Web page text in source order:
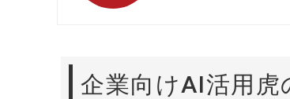
企業向けAI活用虎